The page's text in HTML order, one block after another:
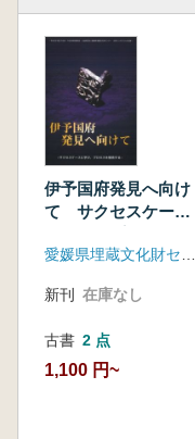
伊予国府発見へ向け
て サクセスケース
模索する
愛媛県埋蔵文化財センター
新刊 在庫なし
古書 2 点
1,100 円~